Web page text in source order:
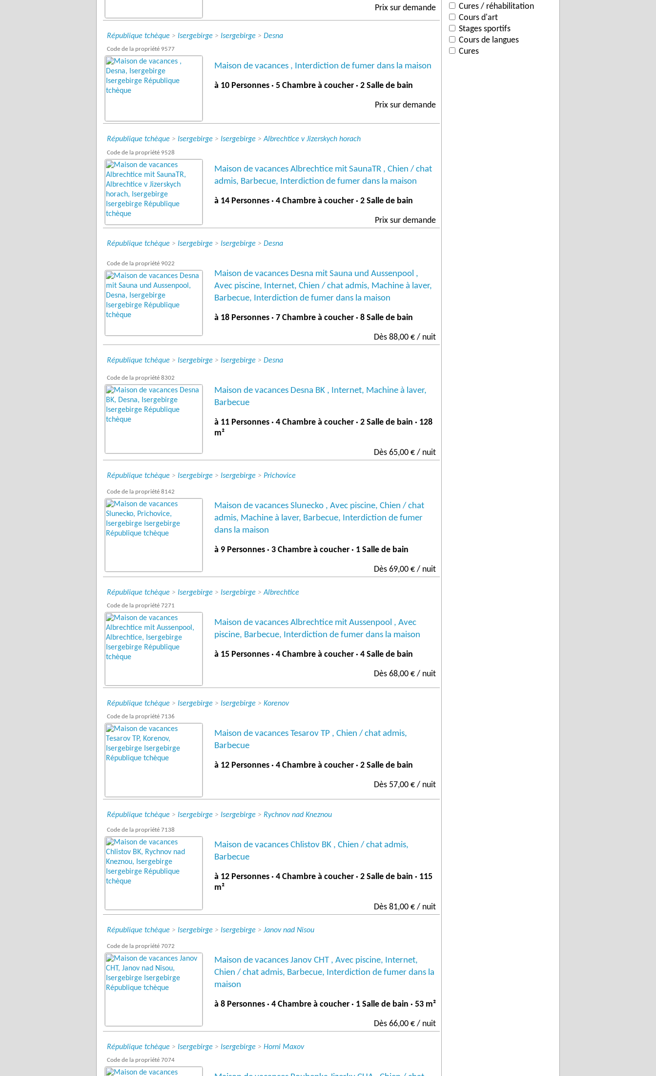
Prix ​​sur demande
République tchèque > Isergebirge > Isergebirge > Desna
Code de la propriété 9577
Maison de vacances , Interdiction de fumer dans la maison
à 10 Personnes · 5 Chambre à coucher · 2 Salle de bain
Prix ​​sur demande
République tchèque > Isergebirge > Isergebirge >Albrechtice v Jizerskych horach
Code de la propriété 9528
Maison de vacances Albrechtice mit SaunaTR , Chien / chat
admis, Barbecue, Interdiction de fumer dans la maison
à 14 Personnes · 4 Chambre à coucher · 2 Salle de bain
Prix ​​sur demande
République tchèque > Isergebirge > Isergebirge > Desna
Code de la propriété 9022
Maison de vacances Desna mit Sauna und Aussenpool ,
Avec piscine, Internet, Chien / chat admis, Machine à laver,
Barbecue, Interdiction de fumer dans la maison
à 18 Personnes · 7 Chambre à coucher · 8 Salle de bain
Dès 88,00 € / nuit
République tchèque > Isergebirge > Isergebirge > Desna
Code de la propriété 8302
Maison de vacances Desna BK , Internet, Machine à laver,
Barbecue
à 11 Personnes · 4 Chambre à coucher · 2 Salle de bain · 128
m²
Dès 65,00 € / nuit
République tchèque > Isergebirge > Isergebirge > Prichovice
Code de la propriété 8142
Maison de vacances Slunecko , Avec piscine, Chien / chat
admis, Machine à laver, Barbecue, Interdiction de fumer
dans la maison
à 9 Personnes · 3 Chambre à coucher · 1 Salle de bain
Dès 69,00 € / nuit
République tchèque > Isergebirge > Isergebirge >Albrechtice
Code de la propriété 7271
Maison de vacances Albrechtice mit Aussenpool , Avec
piscine, Barbecue, Interdiction de fumer dans la maison
à 15 Personnes · 4 Chambre à coucher · 4 Salle de bain
Dès 68,00 € / nuit
République tchèque > Isergebirge > Isergebirge > Korenov
Code de la propriété 7136
Maison de vacances Tesarov TP , Chien / chat admis,
Barbecue
à 12 Personnes · 4 Chambre à coucher · 2 Salle de bain
Dès 57,00 € / nuit
République tchèque > Isergebirge > Isergebirge > Rychnov nad Kneznou
Code de la propriété 7138
Maison de vacances Chlistov BK , Chien / chat admis,
Barbecue
à 12 Personnes · 4 Chambre à coucher · 2 Salle de bain · 115
m²
Dès 81,00 € / nuit
République tchèque > Isergebirge > Isergebirge > Janov nad Nisou
Code de la propriété 7072
Maison de vacances Janov CHT , Avec piscine, Internet,
Chien / chat admis, Barbecue, Interdiction de fumer dans la
maison
à 8 Personnes · 4 Chambre à coucher · 1 Salle de bain · 53 m²
Dès 66,00 € / nuit
République tchèque > Isergebirge > Isergebirge > Horni Maxov
Code de la propriété 7074
Cures / réhabilitation
Cours d'art
Stages sportifs
Cours de langues
Cures